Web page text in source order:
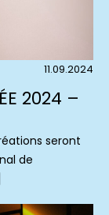
11.09.2024
2024 –
seront
de